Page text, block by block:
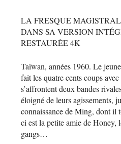
LA FRESQUE
DANS SA VERSION
RESTAURÉE 4K
Taïwan, années 1960. Le
fait les quatre cents coups
s’affrontent deux bandes
éloigné de leurs agissements,
connaissance de Ming, dont il
ci est la petite amie de Honey,
gangs…